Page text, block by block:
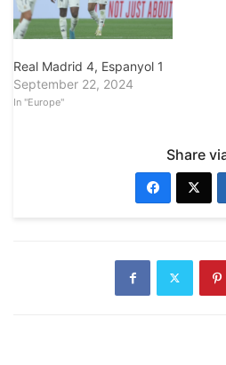
Real Madrid 4, Espanyol 1
September 22, 2024
In "Europe"
Share